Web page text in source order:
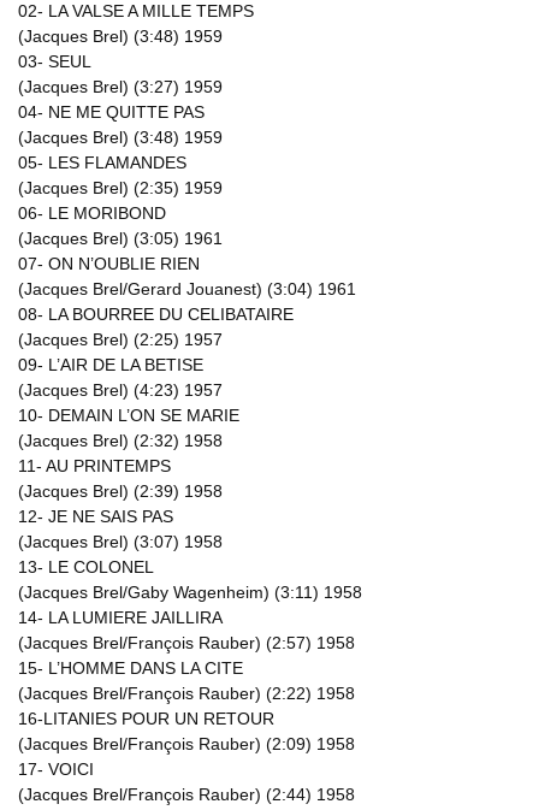
02- LA VALSE A MILLE TEMPS
(Jacques Brel) (3:48) 1959
03- SEUL
(Jacques Brel) (3:27) 1959
04- NE ME QUITTE PAS
(Jacques Brel) (3:48) 1959
05- LES FLAMANDES
(Jacques Brel) (2:35) 1959
06- LE MORIBOND
(Jacques Brel) (3:05) 1961
07- ON N’OUBLIE RIEN
(Jacques Brel/Gerard Jouanest) (3:04) 1961
08- LA BOURREE DU CELIBATAIRE
(Jacques Brel) (2:25) 1957
09- L’AIR DE LA BETISE
(Jacques Brel) (4:23) 1957
10- DEMAIN L’ON SE MARIE
(Jacques Brel) (2:32) 1958
11- AU PRINTEMPS
(Jacques Brel) (2:39) 1958
12- JE NE SAIS PAS
(Jacques Brel) (3:07) 1958
13- LE COLONEL
(Jacques Brel/Gaby Wagenheim) (3:11) 1958
14- LA LUMIERE JAILLIRA
(Jacques Brel/François Rauber) (2:57) 1958
15- L’HOMME DANS LA CITE
(Jacques Brel/François Rauber) (2:22) 1958
16-LITANIES POUR UN RETOUR
(Jacques Brel/François Rauber) (2:09) 1958
17- VOICI
(Jacques Brel/François Rauber) (2:44) 1958